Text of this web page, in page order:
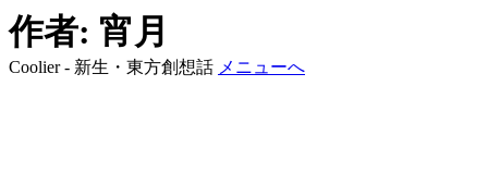
作者: 宵月
Coolier - 新生・東方創想話 メニューへ